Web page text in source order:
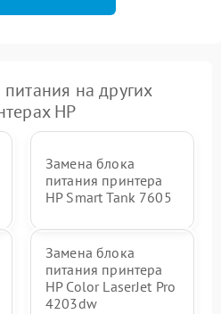
на других
HP
Замена блока
питания принтера
HP Smart Tank 7605
Замена блока
питания принтера
HP Color LaserJet Pro
4203dw